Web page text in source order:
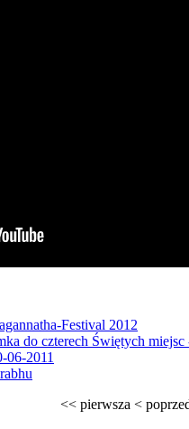
Festival 2012
do czterech Świętych miejsc
06-2011
<< pierwsza <